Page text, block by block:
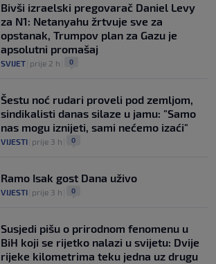
Bivši izraelski pregovarač Daniel Levy
za N1: Netanyahu žrtvuje sve za
opstanak, Trumpov plan za Gazu je
apsolutni promašaj
SVIJET prije 2 h 0
Šestu noć rudari proveli pod zemljom,
sindikalisti danas silaze u jamu: "Samo
nas mogu iznijeti, sami nećemo izaći"
VIJESTI prije 3 h 0
Ramo Isak gost Dana uživo
VIJESTI prije 3 h 0
Susjedi pišu o prirodnom fenomenu u
BiH koji se rijetko nalazi u svijetu: Dvije
rijeke kilometrima teku jedna uz drugu